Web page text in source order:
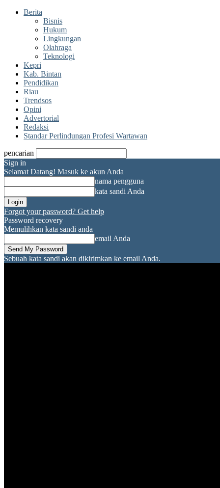
Berita
Bisnis
Hukum
Lingkungan
Olahraga
Teknologi
Kepri
Kab. Bintan
Pendidikan
Riau
Trendsos
Opini
Advertorial
Redaksi
Standar Perlindungan Profesi Wartawan
pencarian
Sign in
Selamat Datang! Masuk ke akun Anda
nama pengguna
kata sandi Anda
Forgot your password? Get help
Password recovery
Memulihkan kata sandi anda
email Anda
Sebuah kata sandi akan dikirimkan ke email Anda.